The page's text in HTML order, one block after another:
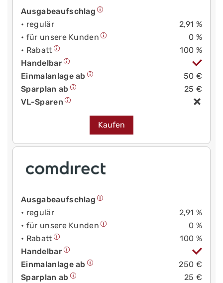
Ausgabeaufschlag
• regulär
2,91 %
• für unsere Kunden
0 %
• Rabatt
100 %
Handelbar
Einmalanlage ab
50 €
Sparplan ab
25 €
VL-Sparen
Kaufen
Ausgabeaufschlag
• regulär
2,91 %
• für unsere Kunden
0 %
• Rabatt
100 %
Handelbar
Einmalanlage ab
250 €
Sparplan ab
25 €